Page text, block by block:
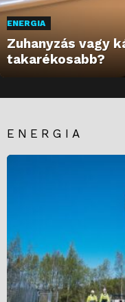
ENERGIA
Zuhanyzás vagy
takarékosabb?
ENERGIA